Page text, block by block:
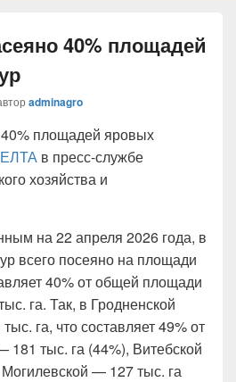
40% площадей
adminagro
площадей яровых
в пресс-службе
хозяйства и
на 22 апреля 2026 года, в
всего посеяно на площади
40% от общей площади
га. Так, в Гродненской
га, что составляет 49% от
181 тыс. га (44%), Витебской
— 127 тыс. га